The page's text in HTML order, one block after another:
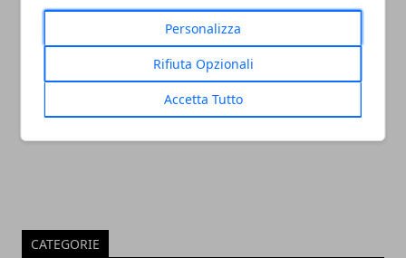
Personalizza
Rifiuta Opzionali
Accetta Tutto
Sbocchi lavorativi internazionali: le
destinazioni più gettonate per fare
carriera all’estero
12/11/2024
CATEGORIE